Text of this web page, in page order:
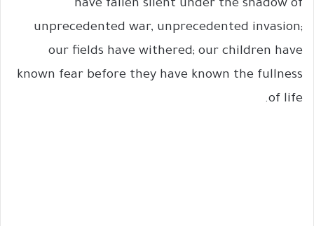
have fallen silent under the shadow of
unprecedented war, unprecedented invasion;
our fields have withered; our children have
known fear before they have known the fullness
of life.